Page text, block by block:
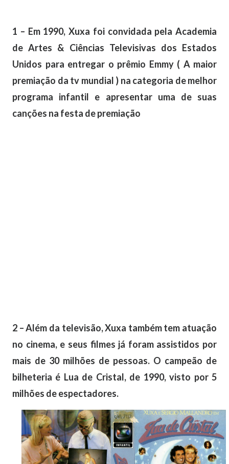
1 – Em 1990, Xuxa foi convidada pela Academia
de Artes & Ciências Televisivas dos Estados
Unidos para entregar o prêmio Emmy ( A maior
premiação da tv mundial ) na categoria de melhor
programa infantil e apresentar uma de suas
canções na festa de premiação
2 – Além da televisão, Xuxa também tem atuação
no cinema, e seus filmes já foram assistidos por
mais de 30 milhões de pessoas. O campeão de
bilheteria é Lua de Cristal, de 1990, visto por 5
milhões de espectadores.